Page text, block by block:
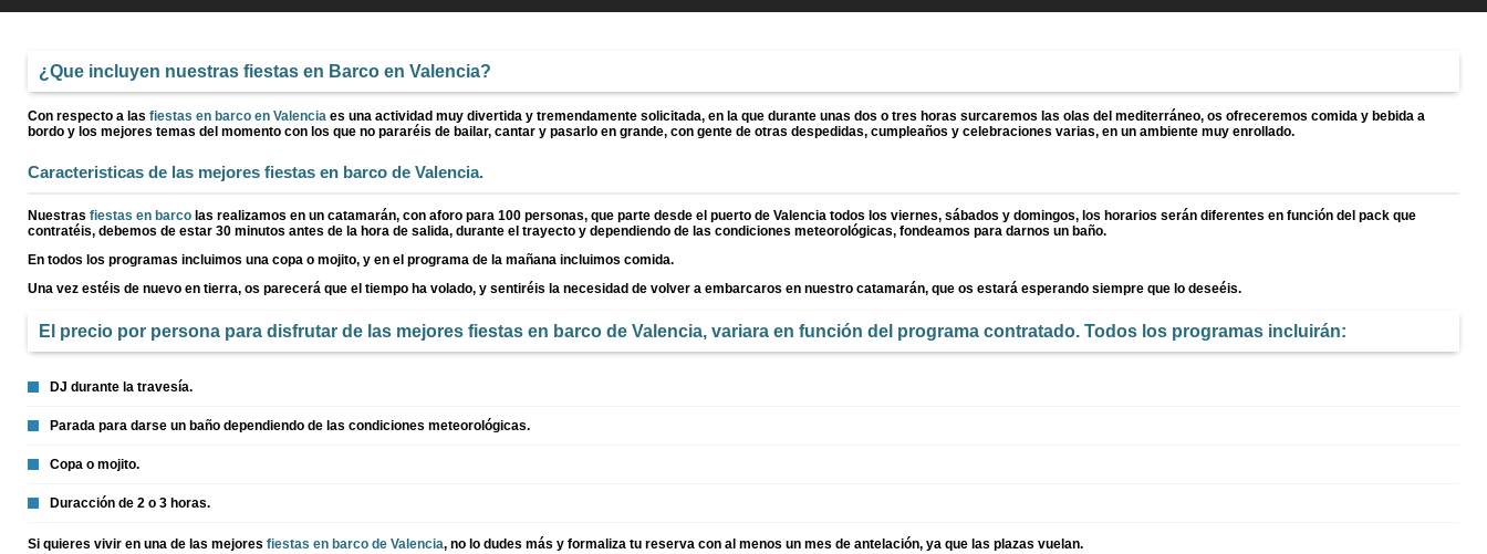
¿Que incluyen nuestras fiestas en Barco en Valencia?
Con respecto a las fiestas en barco en Valencia es una actividad muy divertida y tremendamente solicitada, en la que durante unas dos o tres horas surcaremos las olas del mediterráneo, os ofreceremos comida y bebida a
bordo y los mejores temas del momento con los que no pararéis de bailar, cantar y pasarlo en grande, con gente de otras despedidas, cumpleaños y celebraciones varias, en un ambiente muy enrollado.
Caracteristicas de las mejores fiestas en barco de Valencia.
Nuestras fiestas en barco las realizamos en un catamarán, con aforo para 100 personas, que parte desde el puerto de Valencia todos los viernes, sábados y domingos, los horarios serán diferentes en función del pack que
contratéis, debemos de estar 30 minutos antes de la hora de salida, durante el trayecto y dependiendo de las condiciones meteorológicas, fondeamos para darnos un baño.
En todos los programas incluimos una copa o mojito, y en el programa de la mañana incluimos comida.
Una vez estéis de nuevo en tierra, os parecerá que el tiempo ha volado, y sentiréis la necesidad de volver a embarcaros en nuestro catamarán, que os estará esperando siempre que lo deseéis.
El precio por persona para disfrutar de las mejores fiestas en barco de Valencia, variara en función del programa contratado. Todos los programas incluirán:
DJ durante la travesía.
Parada para darse un baño dependiendo de las condiciones meteorológicas.
Copa o mojito.
Duracción de 2 o 3 horas.
Si quieres vivir en una de las mejores fiestas en barco de Valencia, no lo dudes más y formaliza tu reserva con al menos un mes de antelación, ya que las plazas vuelan.